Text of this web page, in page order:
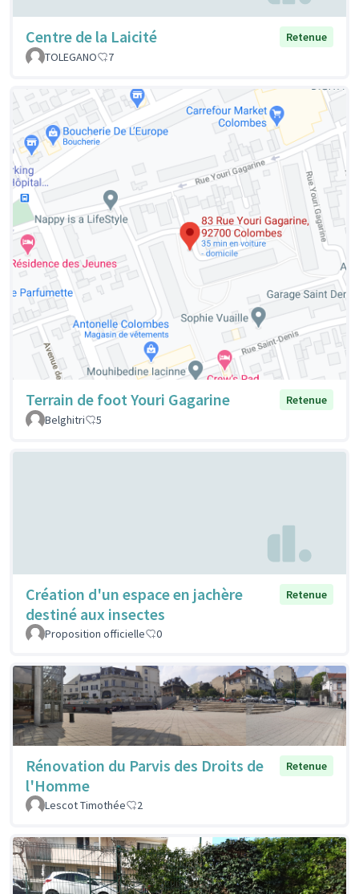
Centre de la Laicité
Retenue
TOLEGANO
7
Terrain de foot Youri Gagarine
Retenue
Belghitri
5
Création d'un espace en jachère
destiné aux insectes
Retenue
Proposition officielle 0
Rénovation du Parvis des Droits de
l'Homme
Retenue
Lescot Timothée 2